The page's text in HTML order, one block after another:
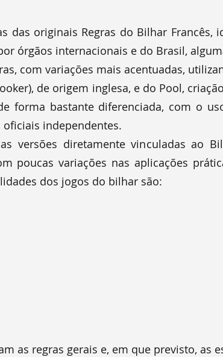
das originais Regras do Bilhar Francês,
órgãos internacionais e do Brasil,
com variações mais acentuadas,
de origem inglesa, e do Pool,
forma bastante diferenciada, com o
independentes.
versões diretamente vinculadas ao
poucas variações nas aplicações
dos jogos do bilhar são:
as regras gerais e, em que previsto, as